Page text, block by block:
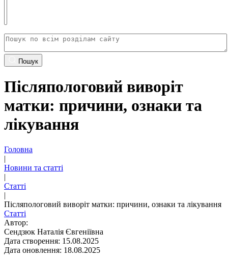
Пошук
Післяпологовий виворіт
матки: причини, ознаки та
лікування
Головна
|
Новини та статті
|
Статті
|
Післяпологовий виворіт матки: причини, ознаки та лікування
Статті
Автор:
Сендзюк Наталія Євгеніївна
Дата створення: 15.08.2025
Дата оновлення: 18.08.2025